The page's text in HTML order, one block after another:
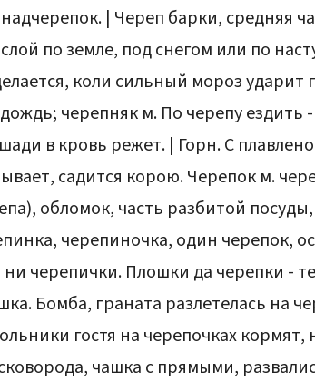
| Череп барки, средняя
по земле, под снегом или по
коли сильный мороз ударит
черепняк м. По черепу
в кровь режет. | Горн. С
садится корою. Черепок м.
обломок, часть разбитой
черепиночка, один черепок,
черепички. Плошки да черепки -
Бомба, граната разлетелась на
гостя на черепочках
чашка с прямыми,